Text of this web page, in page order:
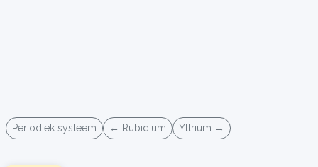
Periodiek systeem ← Rubidium Yttrium →